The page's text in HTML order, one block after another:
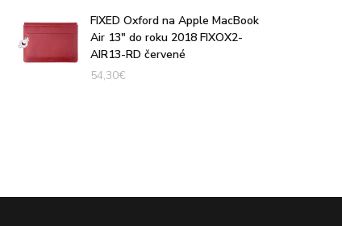
FIXED Oxford na Apple MacBook
Air 13" do roku 2018 FIXOX2-
AIR13-RD červené
54,30€